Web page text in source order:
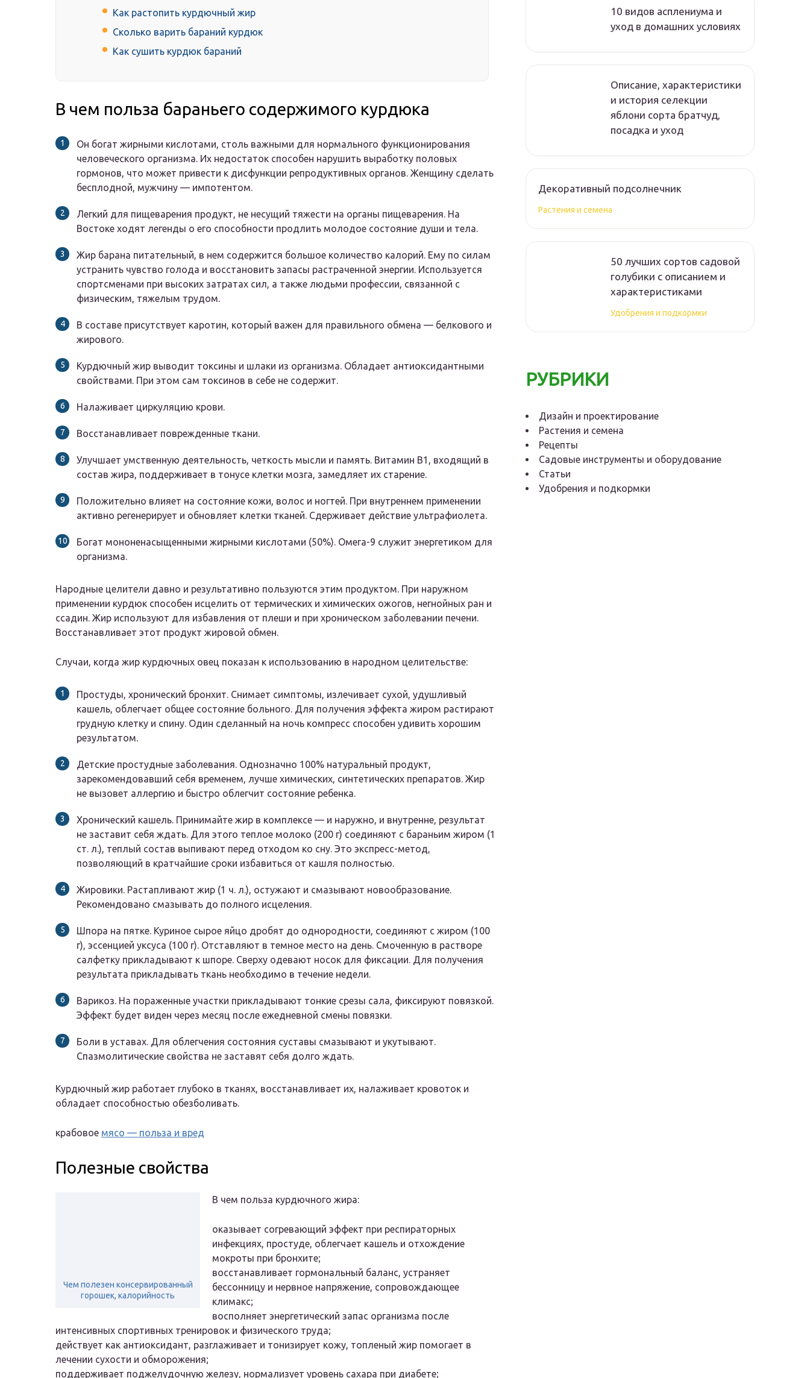
Как растопить курдючный жир
Сколько варить бараний курдюк
Как сушить курдюк бараний
В чем польза бараньего содержимого курдюка
Он богат жирными кислотами, столь важными для нормального функционирования
человеческого организма. Их недостаток способен нарушить выработку половых
гормонов, что может привести к дисфункции репродуктивных органов. Женщину сделать
бесплодной, мужчину — импотентом.
Легкий для пищеварения продукт, не несущий тяжести на органы пищеварения. На
Востоке ходят легенды о его способности продлить молодое состояние души и тела.
Жир барана питательный, в нем содержится большое количество калорий. Ему по силам
устранить чувство голода и восстановить запасы растраченной энергии. Используется
спортсменами при высоких затратах сил, а также людьми профессии, связанной с
физическим, тяжелым трудом.
В составе присутствует каротин, который важен для правильного обмена — белкового и
жирового.
Курдючный жир выводит токсины и шлаки из организма. Обладает антиоксидантными
свойствами. При этом сам токсинов в себе не содержит.
Налаживает циркуляцию крови.
Восстанавливает поврежденные ткани.
Улучшает умственную деятельность, четкость мысли и память. Витамин В1, входящий в
состав жира, поддерживает в тонусе клетки мозга, замедляет их старение.
Положительно влияет на состояние кожи, волос и ногтей. При внутреннем применении
активно регенерирует и обновляет клетки тканей. Сдерживает действие ультрафиолета.
Богат мононенасыщенными жирными кислотами (50%). Омега-9 служит энергетиком для
организма.
Народные целители давно и результативно пользуются этим продуктом. При наружном
применении курдюк способен исцелить от термических и химических ожогов, негнойных ран и
ссадин. Жир используют для избавления от плеши и при хроническом заболевании печени.
Восстанавливает этот продукт жировой обмен.
Случаи, когда жир курдючных овец показан к использованию в народном целительстве:
Простуды, хронический бронхит. Снимает симптомы, излечивает сухой, удушливый
кашель, облегчает общее состояние больного. Для получения эффекта жиром растирают
грудную клетку и спину. Один сделанный на ночь компресс способен удивить хорошим
результатом.
Детские простудные заболевания. Однозначно 100% натуральный продукт,
зарекомендовавший себя временем, лучше химических, синтетических препаратов. Жир
не вызовет аллергию и быстро облегчит состояние ребенка.
Хронический кашель. Принимайте жир в комплексе — и наружно, и внутренне, результат
не заставит себя ждать. Для этого теплое молоко (200 г) соединяют с бараньим жиром (1
ст. л.), теплый состав выпивают перед отходом ко сну. Это экспресс-метод,
позволяющий в кратчайшие сроки избавиться от кашля полностью.
Жировики. Растапливают жир (1 ч. л.), остужают и смазывают новообразование.
Рекомендовано смазывать до полного исцеления.
Шпора на пятке. Куриное сырое яйцо дробят до однородности, соединяют с жиром (100
г), эссенцией уксуса (100 г). Отставляют в темное место на день. Смоченную в растворе
салфетку прикладывают к шпоре. Сверху одевают носок для фиксации. Для получения
результата прикладывать ткань необходимо в течение недели.
Варикоз. На пораженные участки прикладывают тонкие срезы сала, фиксируют повязкой.
Эффект будет виден через месяц после ежедневной смены повязки.
Боли в уставах. Для облегчения состояния суставы смазывают и укутывают.
Спазмолитические свойства не заставят себя долго ждать.
Курдючный жир работает глубоко в тканях, восстанавливает их, налаживает кровоток и
обладает способностью обезболивать.
крабовое мясо — польза и вред
Полезные свойства
Чем полезен консервированный
горошек, калорийность
В чем польза курдючного жира:
оказывает согревающий эффект при респираторных
инфекциях, простуде, облегчает кашель и отхождение
мокроты при бронхите;
восстанавливает гормональный баланс, устраняет
бессонницу и нервное напряжение, сопровождающее
климакс;
восполняет энергетический запас организма после
интенсивных спортивных тренировок и физического труда;
действует как антиоксидант, разглаживает и тонизирует кожу, топленый жир помогает в
лечении сухости и обморожения;
поддерживает поджелудочную железу, нормализует уровень сахара при диабете;
10 видов асплениума и
уход в домашних условиях
Описание, характеристики
и история селекции
яблони сорта братчуд,
посадка и уход
Декоративный подсолнечник
Растения и семена
50 лучших сортов садовой
голубики с описанием и
характеристиками
Удобрения и подкормки
РУБРИКИ
Дизайн и проектирование
Растения и семена
Рецепты
Садовые инструменты и оборудование
Статьи
Удобрения и подкормки